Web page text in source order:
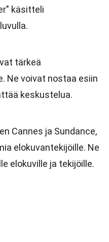
käsitteli
tärkeä
Ne voivat nostaa esiin
keskustelua.
Cannes ja Sundance,
elokuvantekijöille. Ne
elokuville ja tekijöille.